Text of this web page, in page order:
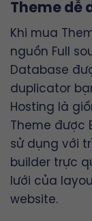
Theme dễ
Khi mua
nguồn Full
Database
duplicator
Hosting là
Theme được
sử dụng với
builder trực
lưới của
website.